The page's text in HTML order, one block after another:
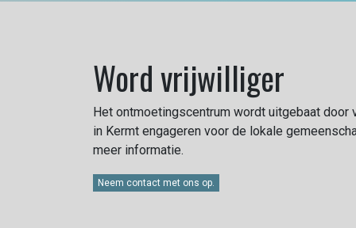
Word vrijwilliger
Het ontmoetingscentrum wordt uitgebaat door
in Kermt engageren voor de lokale
meer informatie.
Neem contact met ons op.